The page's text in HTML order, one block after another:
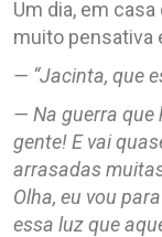
Um dia, em
muito pensativa
— “Jacinta, que
— Na guerra que
gente! E vai
arrasadas
Olha, eu vou
essa luz que